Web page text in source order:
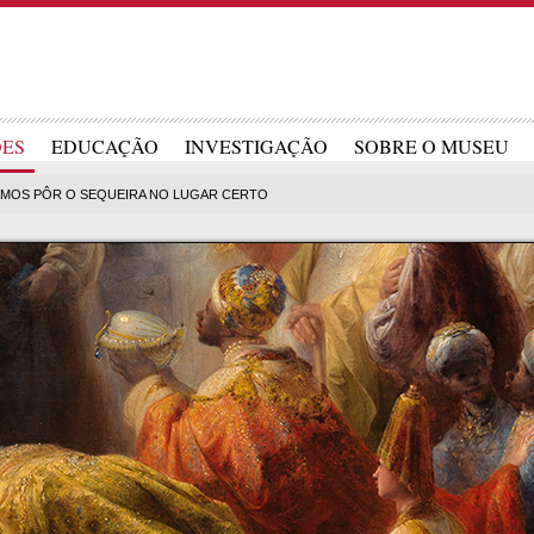
EDUCAÇÃO INVESTIGAÇÃO SOBRE O MUSEU
PÔR O SEQUEIRA NO LUGAR CERTO